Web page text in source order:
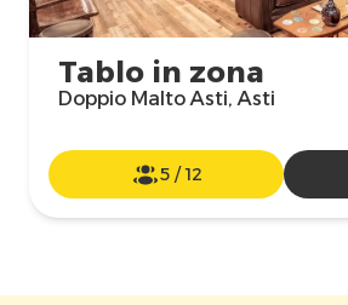
Tablo in zona
Doppio Malto Asti, Asti
5/12